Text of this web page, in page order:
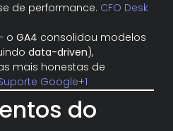
de performance. CFO Desk
o GA4 consolidou modelos
data-driven),
mais honestas de
Google+1
do